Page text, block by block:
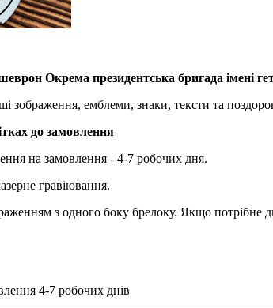
Окрема президентська бригада імені
зображення, емблеми, знаки, тексти та
до замовлення
на замовлення - 4-7 робочих дня.
гравіювання.
з одного боку брелоку. Якщо
4-7 робочих днів